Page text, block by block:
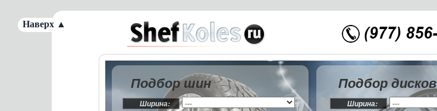
Подбор шин
Ширина:
Подбор дисков
Ширина:
Наверх ▲